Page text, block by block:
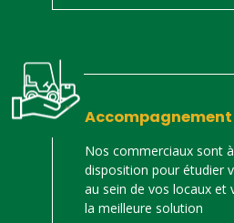
Nos commerciaux sont
disposition pour étudier
au sein de vos locaux et
la meilleure solution